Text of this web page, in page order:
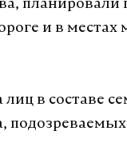
планировали
и в местах
в составе